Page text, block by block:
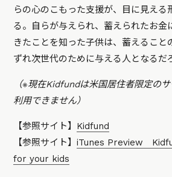
らの心のこもった支援が、目に見える
る。自らが与えられ、蓄えられたお金
きたことを知った子供は、蓄えること
ずれ次世代のために与える人となるだ
（※現在Kidfundは米国居住者限定の
利用できません）
【参照サイト】 Kidfund
【参照サイト】iTunes Preview
for your kids